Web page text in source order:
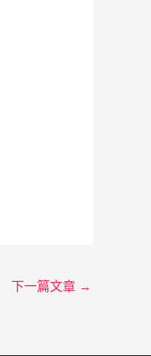
下一篇文章 →